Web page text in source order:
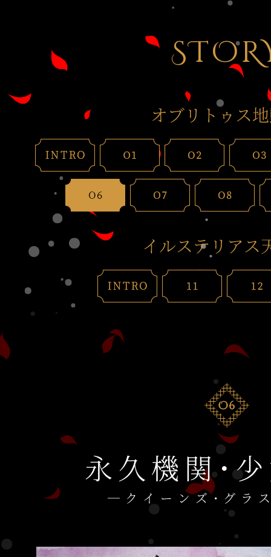
オブリトゥス
イルステリアス
永久機関・
―クイーンズ・グラ